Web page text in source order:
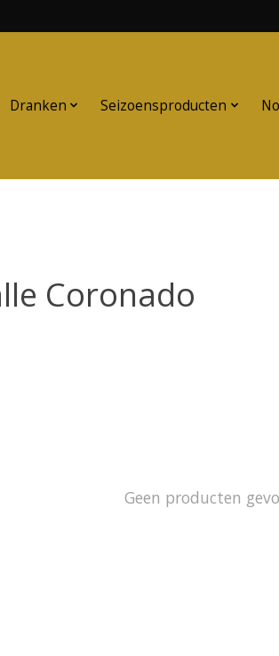
Dranken Seizoensproducten
Coronado
Geen producten